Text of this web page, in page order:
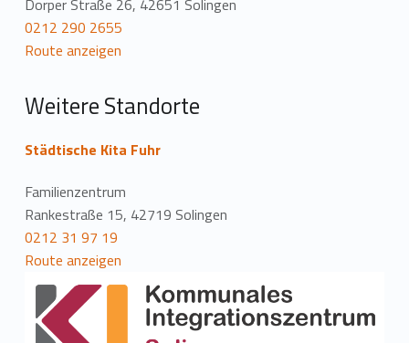
t
i
o
n
Dorper Straße 26, 42651 Solingen
0212 290 2655
Route anzeigen
Weitere Standorte
Städtische Kita Fuhr
Familienzentrum
Rankestraße 15, 42719 Solingen
0212 31 97 19
Route anzeigen